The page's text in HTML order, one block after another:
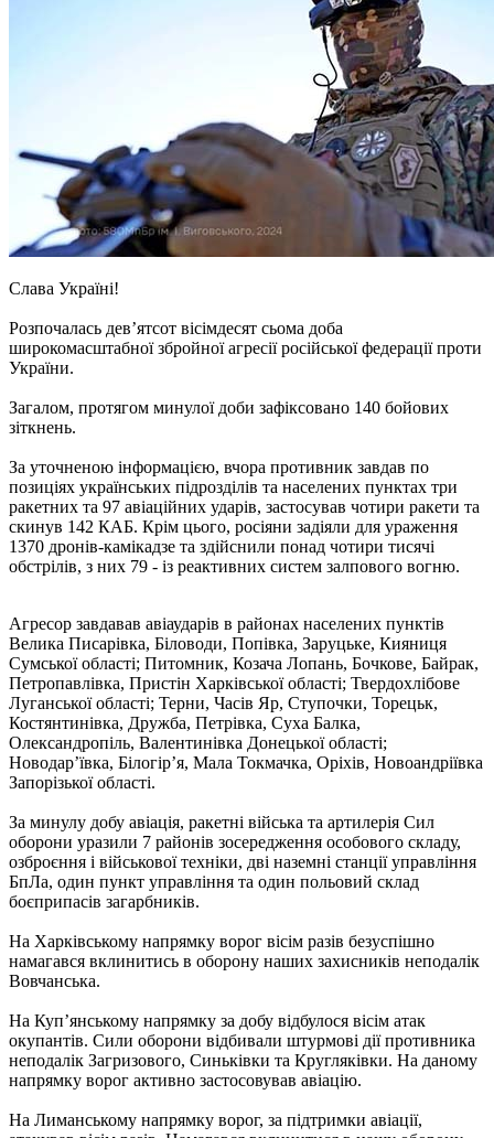
Слава Україні!
Розпочалась дев’ятсот вісімдесят сьома доба
широкомасштабної збройної агресії російської федерації проти
України.
Загалом, протягом минулої доби зафіксовано 140 бойових
зіткнень.
За уточненою інформацією, вчора противник завдав по
позиціях українських підрозділів та населених пунктах три
ракетних та 97 авіаційних ударів, застосував чотири ракети та
скинув 142 КАБ. Крім цього, росіяни задіяли для ураження
1370 дронів-камікадзе та здійснили понад чотири тисячі
обстрілів, з них 79 - із реактивних систем залпового вогню.
Агресор завдавав авіаударів в районах населених пунктів
Велика Писарівка, Біловоди, Попівка, Заруцьке, Кияниця
Сумської області; Питомник, Козача Лопань, Бочкове, Байрак,
Петропавлівка, Пристін Харківської області; Твердохлібове
Луганської області; Терни, Часів Яр, Ступочки, Торецьк,
Костянтинівка, Дружба, Петрівка, Суха Балка,
Олександропіль, Валентинівка Донецької області;
Новодар’ївка, Білогір’я, Мала Токмачка, Оріхів, Новоандріївка
Запорізької області.
За минулу добу авіація, ракетні війська та артилерія Сил
оборони уразили 7 районів зосередження особового складу,
озброєння і військової техніки, дві наземні станції управління
БпЛа, один пункт управління та один польовий склад
боєприпасів загарбників.
На Харківському напрямку ворог вісім разів безуспішно
намагався вклинитись в оборону наших захисників неподалік
Вовчанська.
На Куп’янському напрямку за добу відбулося вісім атак
окупантів. Сили оборони відбивали штурмові дії противника
неподалік Загризового, Синьківки та Кругляківки. На даному
напрямку ворог активно застосовував авіацію.
На Лиманському напрямку ворог, за підтримки авіації,